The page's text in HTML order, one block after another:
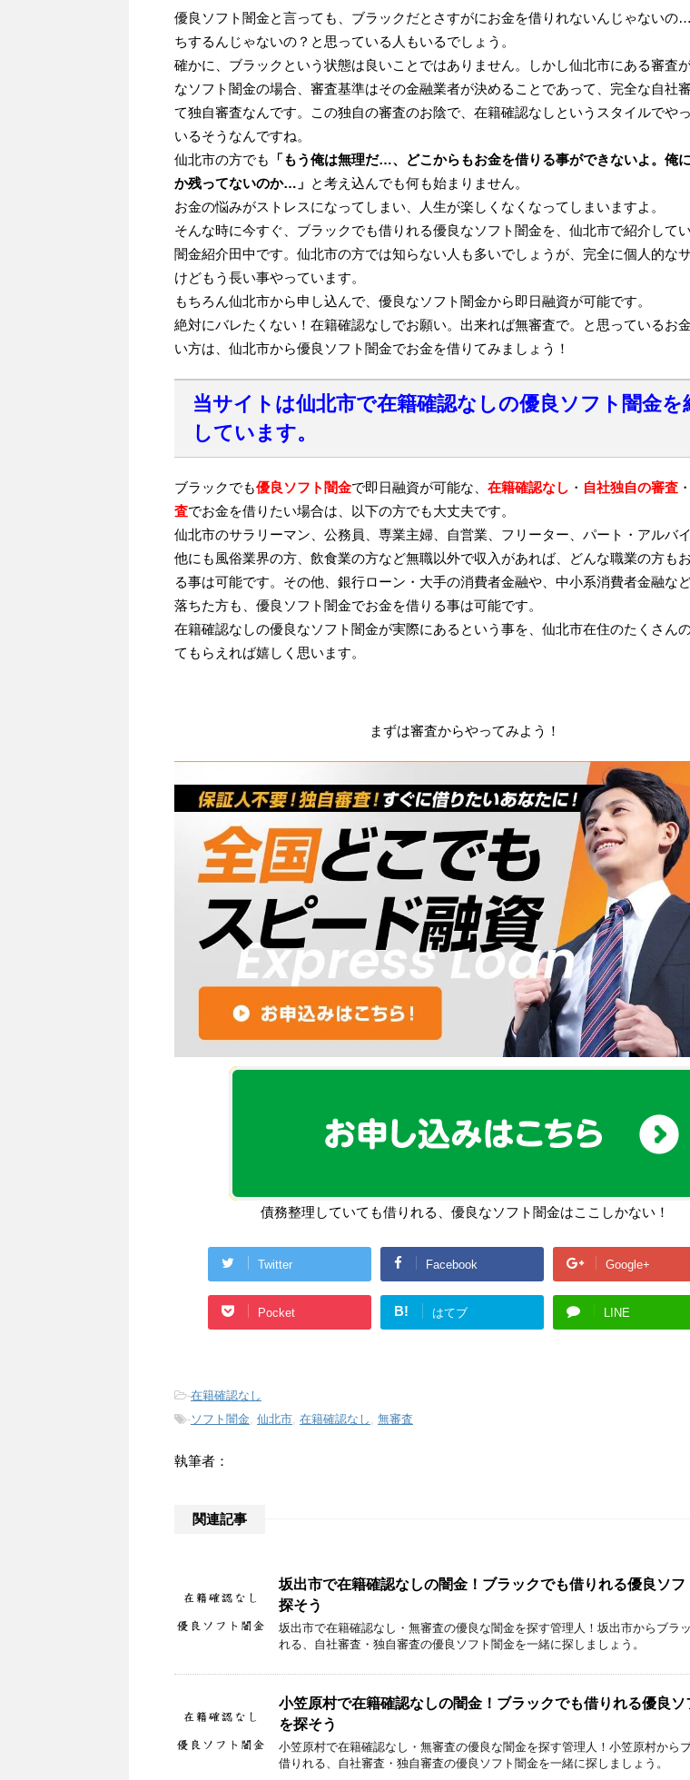
優良ソフト闇金と言っても、ブラックだとさすがにお金を借りれないんじゃないの
ちするんじゃないの？と思っている人もいるでしょう。
確かに、ブラックという状態は良いことではありません。しかし仙北市にある審査
なソフト闇金の場合、審査基準はその金融業者が決めることであって、完全な自社
て独自審査なんです。この独自の審査のお陰で、在籍確認なしというスタイルでや
いるそうなんですね。
仙北市の方でも
「もう俺は無理だ…、どこからもお金を借りる事ができないよ。俺
か残ってないのか…」 と考え込んでも何も始まりません。
お金の悩みがストレスになってしまい、人生が楽しくなくなってしまいますよ。
そんな時に今すぐ、ブラックでも借りれる優良なソフト闇金を、仙北市で紹介して
闇金紹介田中です。仙北市の方では知らない人も多いでしょうが、完全に個人的な
けどもう長い事やっています。
もちろん仙北市から申し込んで、優良なソフト闇金から即日融資が可能です。
絶対にバレたくない！在籍確認なしでお願い。出来れば無審査で。と思っているお
い方は、仙北市から優良ソフト闇金でお金を借りてみましょう！
当サイトは仙北市で在籍確認なしの優良ソフト闇金を
しています。
ブラックでも優良ソフト闇金で即日融資が可能な、 在籍確認なし ・ 自社独自の審査 ・
査でお金を借りたい場合は、以下の方でも大丈夫です。
仙北市のサラリーマン、公務員、専業主婦、自営業、フリーター、パート・アルバイ
他にも風俗業界の方、飲食業の方など無職以外で収入があれば、どんな職業の方も
る事は可能です。その他、銀行ローン・大手の消費者金融や、中小系消費者金融な
落ちた方も、優良ソフト闇金でお金を借りる事は可能です。
在籍確認なしの優良なソフト闇金が実際にあるという事を、仙北市在住のたくさん
てもらえれば嬉しく思います。
まずは審査からやってみよう！
債務整理していても借りれる、優良なソフト闇金はここしかない！
Twitter Facebook Google+
Pocket B! はてブ LINE
-在籍確認なし
-ソフト闇金, 仙北市, 在籍確認なし , 無審査
執筆者：
関連記事
坂出市で在籍確認なしの闇金！ブラックでも借りれる優良ソフ
探そう
坂出市で在籍確認なし・無審査の優良な闇金を探す管理人！坂出市からブラ
れる、自社審査・独自審査の優良ソフト闇金を一緒に探しましょう。
小笠原村で在籍確認なしの闇金！ブラックでも借りれる優良ソ
を探そう
小笠原村で在籍確認なし・無審査の優良な闇金を探す管理人！小笠原村から
借りれる、自社審査・独自審査の優良ソフト闇金を一緒に探しましょう。